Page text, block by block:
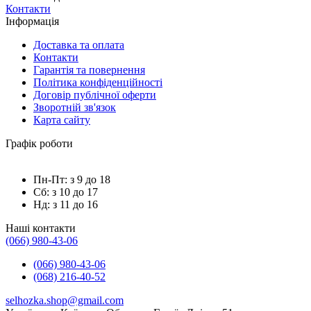
Контакти
Інформація
Доставка та оплата
Контакти
Гарантія та повернення
Політика конфіденційності
Договір публічної оферти
Зворотній зв'язок
Карта сайту
Графік роботи
Пн-Пт: з 9 до 18
Сб: з 10 до 17
Нд: з 11 до 16
Наші контакти
(066) 980-43-06
(066) 980-43-06
(068) 216-40-52
selhozka.shop@gmail.com